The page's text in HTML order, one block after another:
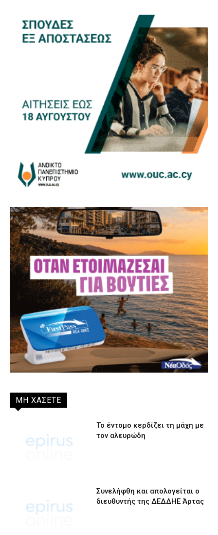
ΜΗ ΧΑΣΕΤΕ
Το έντομο κερδίζει τη μάχη με
τον αλευρώδη
Συνελήφθη και απολογείται ο
διευθυντής της ΔΕΔΔΗΕ Άρτας